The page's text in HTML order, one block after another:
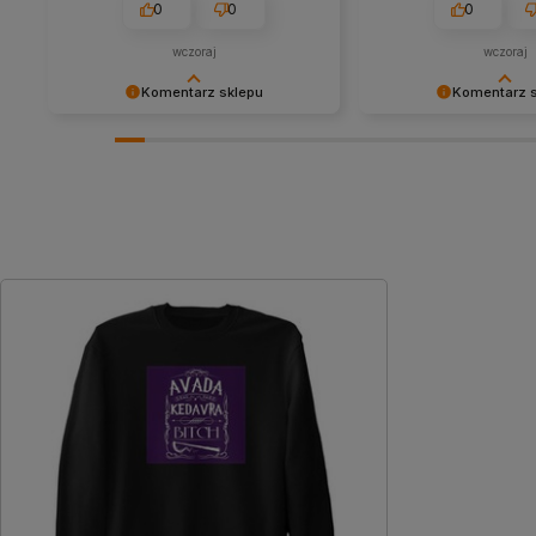
Komentarz sklepu
0 0
wczoraj
Komentarz
nami Twoimi
0
wczoraj